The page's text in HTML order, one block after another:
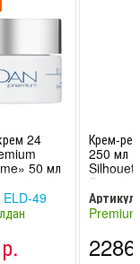
24
50 мл
/
ELD-49
-
Крем-
250 мл
Premium
Артикул: